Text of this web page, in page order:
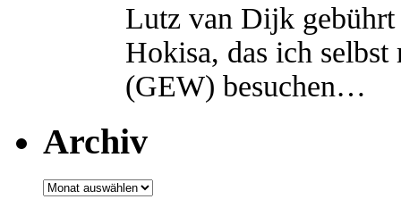
Lutz van Dijk
Hokisa, das ich
(GEW) besuchen…
Archiv
Archiv